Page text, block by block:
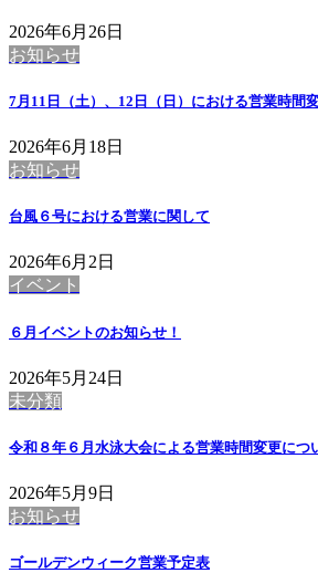
2026年6月26日
お知らせ
7月11日（土）、12日（日）における営業時間
2026年6月18日
お知らせ
台風６号における営業に関して
2026年6月2日
イベント
６月イベントのお知らせ！
2026年5月24日
未分類
令和８年６月水泳大会による営業時間変更につ
2026年5月9日
お知らせ
ゴールデンウィーク営業予定表